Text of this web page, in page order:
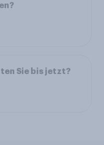
Sie bis jetzt?